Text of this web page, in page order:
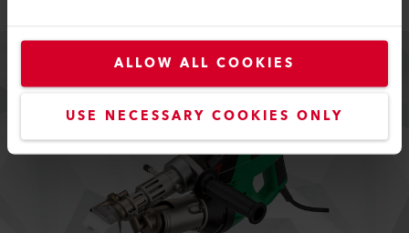
ALLOW ALL COOKIES
USE NECESSARY COOKIES ONLY